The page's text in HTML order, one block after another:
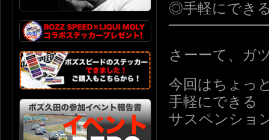
◎手軽にでき
さーーて、ガ
今回はちょっ
手軽にできる
サスペンショ